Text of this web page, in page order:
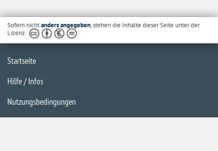
Sofern nichtanders angegeben, stehen die Inhalte dieser Seite unter der
Lizenz
Startseite
Hilfe / Infos
Nutzungsbedingungen